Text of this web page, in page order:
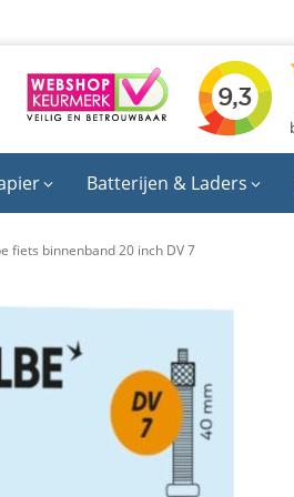
Batterijen & Laders
fiets binnenband 20 inch DV 7